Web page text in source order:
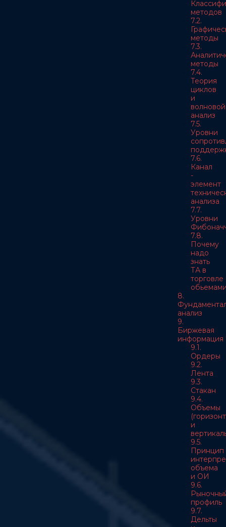
методов
7.2.
методы
7.3.
методы
7.4.
Теория
циклов
и
волновой
анализ
7.5.
Уровни
7.6.
Канал
-
элемент
анализа
7.7.
Уровни
7.8.
Почему
надо
знать
ТА в
торговле
8.
анализ
9.
Биржевая
информация
9.1.
Ордеры
9.2.
Лента
9.3.
Стакан
9.4.
Объемы
и
9.5.
Принцип
объема
и ОИ
9.6.
профиль
9.7.
Дельты